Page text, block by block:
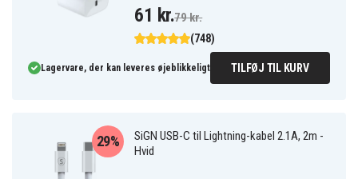
(748)
61 kr.79 kr.
Lagervare, der kan leveres øjeblikkeligt TILFØJ TIL KURV
SiGN USB-C til Lightning-kabel 2.1A, 2m -
Hvid
29%